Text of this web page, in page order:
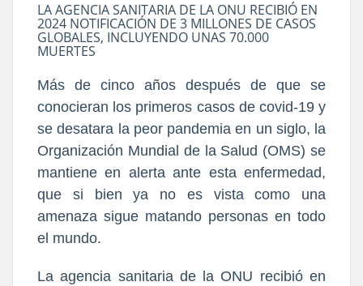
LA AGENCIA SANITARIA DE LA ONU RECIBIÓ EN
2024 NOTIFICACIÓN DE 3 MILLONES DE CASOS
GLOBALES, INCLUYENDO UNAS 70.000
MUERTES
Más de cinco años después de que se
conocieran los primeros casos de covid-19 y
se desatara la peor pandemia en un siglo, la
Organización Mundial de la Salud (OMS) se
mantiene en alerta ante esta enfermedad,
que si bien ya no es vista como una
amenaza sigue matando personas en todo
el mundo.
La agencia sanitaria de la ONU recibió en